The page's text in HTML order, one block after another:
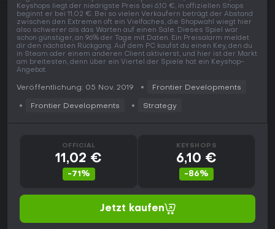
Keyshops liegt der niedrigste Preis bei 6,10 €, in offiziellen Shops
beginnt er bei 11,02 €. Bei so vielen Verkäufern beträgt der Abstand
zwischen den Extremen oft ein Vielfaches, die Shopwahl wiegt hier
also schwerer als das Warten auf einen Sale. Dieses Spiel war
schon günstiger, an 96% der Tage mit Daten. Ein Preisalarm meldet
dir den nächsten Rückgang. Auf dem PC kaufst du einen Key, den du
in Steam oder einem anderen Client aktivierst, und hier ist der Markt
am breitesten, denn über ein Viertel der Spiele hat ein Keyshop-
Angebot.
Veröffentlichung: 05 Nov. 2019 Frontier Developments
Frontier Developments Strategy
OFFICIAL
11,02 €
-71%
KEYSHOPS
6,10 €
-86%
Jetzt kaufen